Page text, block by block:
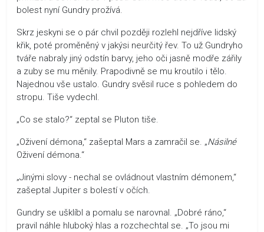
bolest nyní Gundry prožívá.
Skrz jeskyni se o pár chvil později rozlehl nejdříve lidský
křik, poté proměněný v jakýsi neurčitý řev. To už Gundryho
tváře nabraly jiný odstín barvy, jeho oči jasně modře zářily
a zuby se mu měnily. Prapodivně se mu kroutilo i tělo.
Najednou vše ustalo. Gundry svěsil ruce s pohledem do
stropu. Tiše vydechl.
„Co se stalo?“ zeptal se Pluton tiše.
„Oživení démona,“ zašeptal Mars a zamračil se. „Násilné
Oživení démona.“
„Jinými slovy - nechal se ovládnout vlastním démonem,“
zašeptal Jupiter s bolestí v očích.
Gundry se ušklíbl a pomalu se narovnal. „Dobré ráno,“
pravil náhle hluboký hlas a rozchechtal se. „To jsou mi